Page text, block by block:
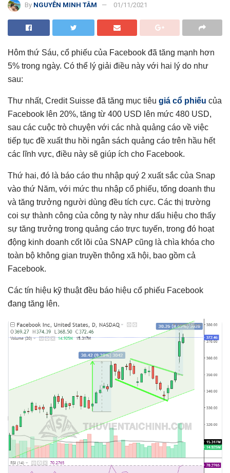
By NGUYỄN MINH TÂM 01/11/2021
Hôm thứ Sáu, cổ phiếu của Facebook đã tăng mạnh hơn
5% trong ngày. Có thể lý giải điều này với hai lý do như
sau:
Thư nhất, Credit Suisse đã tăng mục tiêu giá cổ phiếu của
Facebook lên 20%, tăng từ 400 USD lên mức 480 USD,
sau các cuộc trò chuyện với các nhà quảng cáo về việc
tiếp tục đề xuất thu hồi ngân sách quảng cáo trên hầu hết
các lĩnh vực, điều này sẽ giúp ích cho Facebook.
Thứ hai, đó là báo cáo thu nhập quý 2 xuất sắc của Snap
vào thứ Năm, với mức thu nhập cổ phiếu, tổng doanh thu
và tăng trưởng người dùng đều tích cực. Các thị trường
coi sự thành công của công ty này như dấu hiệu cho thấy
sự tăng trưởng trong quảng cáo trực tuyến, trong đó hoạt
động kinh doanh cốt lõi của SNAP cũng là chìa khóa cho
toàn bộ không gian truyền thông xã hội, bao gồm cả
Facebook.
Các tín hiệu kỹ thuật đều báo hiệu cổ phiếu Facebook
đang tăng lên.